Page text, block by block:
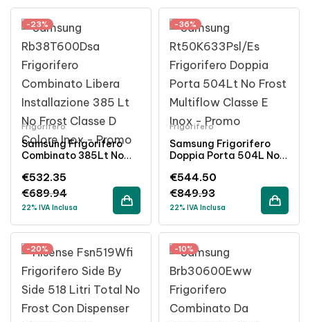
-23%
Frigorifero
Samsung Frigorifero
Combinato 385Lt No
Libera Installazione
€689.94
€532.35
22% IVA Inclusa
-36%
Frigorifero
Samsung Frigorifero
Doppia Porta 504L No
Energetica E
€849.93
€544.50
22% IVA Inclusa
-20% -10%